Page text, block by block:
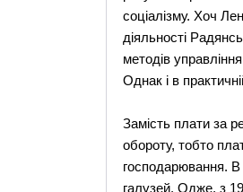
соціалізму. Хоч
діяльності
методів
Однак і в
Замість плати за
обороту, тобто
господарювання. В
галузей. Одже, з